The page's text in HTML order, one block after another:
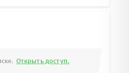
Открыть доступ.